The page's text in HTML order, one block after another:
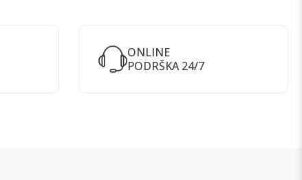
ONLINE
PODRŠKA 24/7